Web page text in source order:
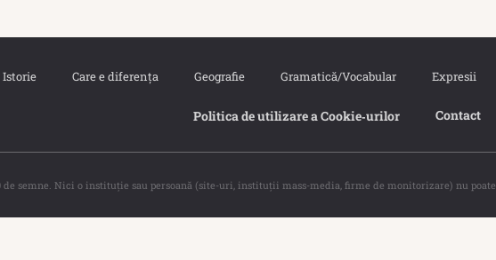
Istorie Care e diferența Geografie Gramatică/Vocabular Expresii
Politica de utilizare a Cookie‐urilor Contact
de semne. Nici o instituţie sau persoană (site-uri, instituţii mass-media, firme de monitorizare) nu